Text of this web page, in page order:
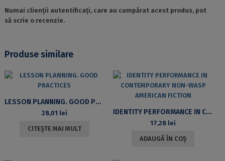
Numai clienții autentificați, care au cumpărat acest produs, pot
să scrie o recenzie.
Produse similare
LESSON PLANNING. GOOD PRACTICES
28,01 lei
CITEȘTE MAI MULT
IDENTITY PERFORMANCE IN CONTEMPORARY NON-WASP AMERICAN FICTION
17,28 lei
ADAUGĂ ÎN COȘ